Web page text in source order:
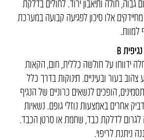
גבוה, חולה ותיאבון ירוד. לחולים בדלקת
אלו סיכון לפגיעה קבועה במערכת
למוות.
B
ידווחו על חולשה כללית, חום, הקאות
צהוב בעור ובעיניים. תינוקות בדרך כלל
הופכים לנשאים כרוניים של הנגיף
אחרים באמצעות נוזלי גופם. נשאיות
לגרום לדלקת כבד, שחמת או סרטן הכבד.
ניתנת לריפוי.